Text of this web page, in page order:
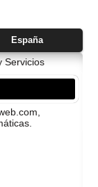
España
Servicios